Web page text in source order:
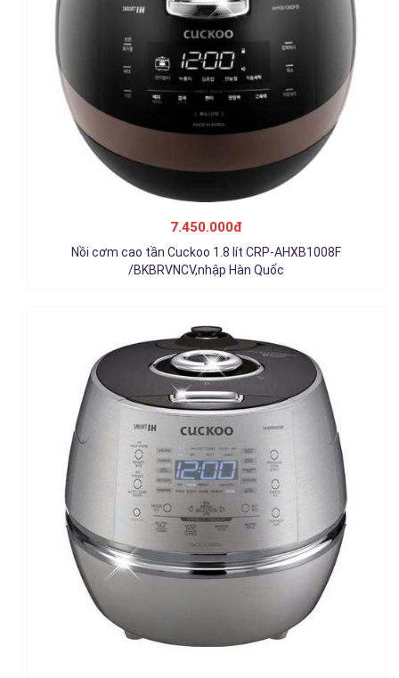
7.450.000đ
Nồi cơm cao tần Cuckoo 1.8 lít CRP-AHXB1008F
/BKBRVNCV,nhập Hàn Quốc
Nồi cơm cao tần Cuckoo 1.8 lít CRP-CHSS1009FN, nhập Hàn
Quốc
Chi tiết
Nồi cơm điện tử áp suất Cuckoo 1.08 lít CRP-LHTR0609F, nhập